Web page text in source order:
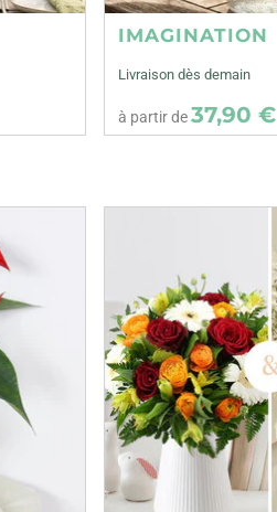
IMAGINATION
Livraison dès demain
à partir de37,90 €